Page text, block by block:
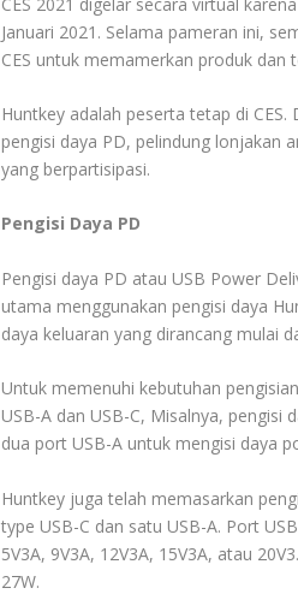
Januari 2021. Selama pameran ini,
CES untuk memamerkan produk
Huntkey adalah peserta tetap di
pengisi daya PD, pelindung lonjakan
yang berpartisipasi.
Pengisi Daya PD
Pengisi daya PD atau USB Power
utama menggunakan pengisi daya
daya keluaran yang dirancang mulai
Untuk memenuhi kebutuhan
USB-A dan USB-C, Misalnya, pengisi
dua port USB-A untuk mengisi daya
Huntkey juga telah memasarkan
type USB-C dan satu USB-A. Port
5V3A, 9V3A, 12V3A, 15V3A, atau
27W.